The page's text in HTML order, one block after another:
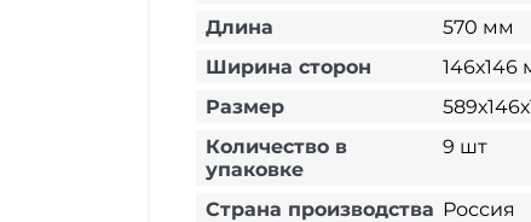
Длина
570 мм
Ширина сторон
146х146
Размер
Количество в
упаковке
9 шт
Страна производства Россия